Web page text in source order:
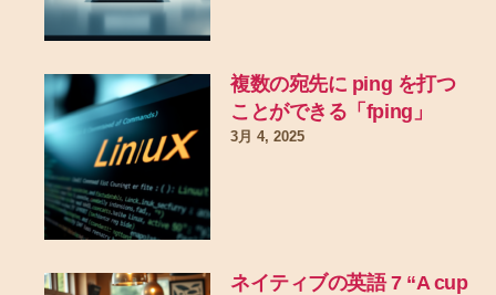
複数の宛先に ping を打つ
ことができる「fping」
3月 4, 2025
ネイティブの英語 7 “A cup